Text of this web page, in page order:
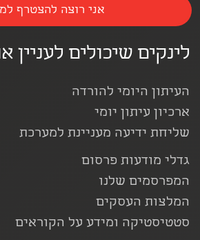
לינקים שיכולים לעניין
העיתון היומי להורדה
ארכיון עיתון יומי
שליחת ידיעה מעניינת למערכת
גדלי מודעות פרסום
המפרסמים שלנו
המלצות העסקים
סטטיסטיקה ומידע על הקוראים